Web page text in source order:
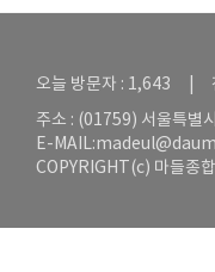
오늘 방문자 : 1,643 |
주소 : (01759) 서울특별
E-MAIL:
COPYRIGHT(c) 마들종